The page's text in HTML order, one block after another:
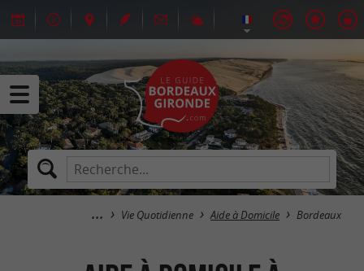
Vie Quotidienne Aide à Domicile Bordeaux